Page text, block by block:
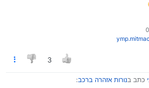
3
כתב בנורות אזהרה ברכב: